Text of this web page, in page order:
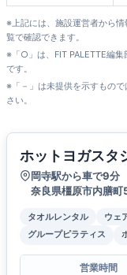
※上記には、施設運営者から
覧で確認できます。
※「○」は、FIT PALETTE編集
です。
※「－」は未提供を示すもの
さい。
ホットヨガスタ
岡寺駅から車で9分
奈良県橿原市内膳
タオルレンタル ウェ
グループピラティス
営業時間